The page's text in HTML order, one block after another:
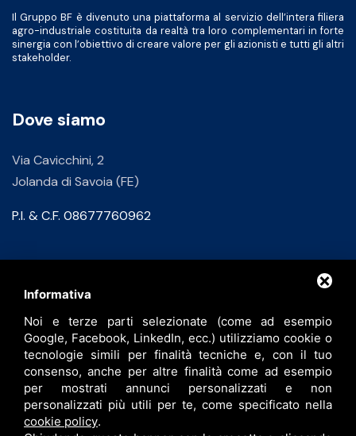
Il Gruppo BF è divenuto una piattaforma al servizio dell’intera filiera
agro-industriale costituita da realtà tra loro complementari in forte
sinergia con l’obiettivo di creare valore per gli azionisti e tutti gli altri
stakeholder.
Dove siamo
Via Cavicchini, 2
Jolanda di Savoia (FE)
P.I. & C.F. 08677760962
info@bfspa.it
+39 0532 836102
Lavora con noi
Informativa
Noi e terze parti selezionate (come ad esempio
Google, Facebook, LinkedIn, ecc.) utilizziamo cookie o
tecnologie simili per finalità tecniche e, con il tuo
consenso, anche per altre finalità come ad esempio
per mostrati annunci personalizzati e non
personalizzati più utili per te, come specificato nella
cookie policy.